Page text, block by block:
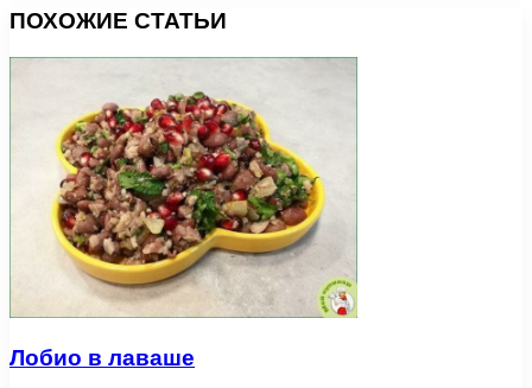
ПОХОЖИЕ СТАТЬИ
Лобио в лаваше